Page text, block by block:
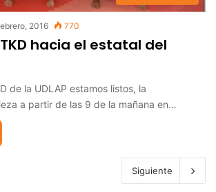
2016 770
hacia el estatal del
de la UDLAP estamos listos, la
a partir de las 9 de la mañana en…
Siguiente